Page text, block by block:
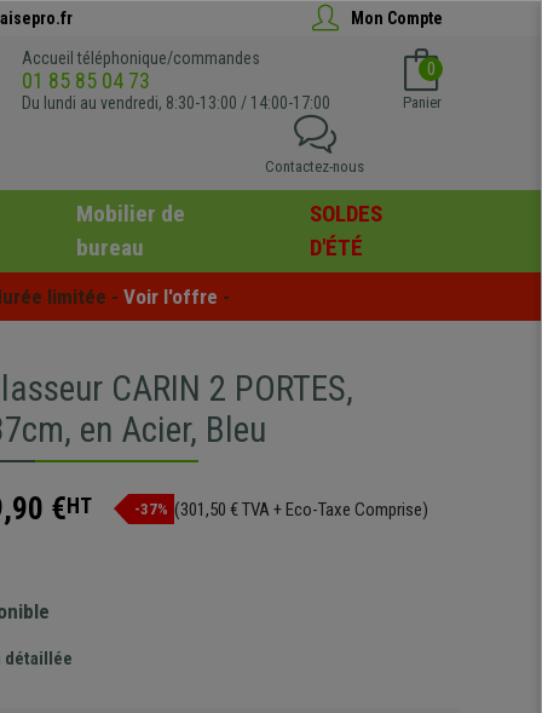
Mon Compte
Accueil téléphonique/commandes
01 85 85 04 73
Du lundi au vendredi, 8:30-13:00 / 14:00-17:00
0
Panier
Contactez-nous
Mobilier de
bureau
SOLDES
D'ÉTÉ
limitée - Voir l'offre -
CARIN 2 PORTES,
en Acier, Bleu
€HT -37% (301,50 € TVA + Eco-Taxe Comprise)
détaillée